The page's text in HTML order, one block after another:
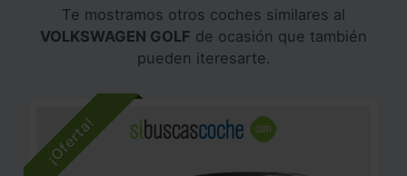
Te mostramos otros coches similares al
VOLKSWAGEN GOLF de ocasión que también
pueden iteresarte.